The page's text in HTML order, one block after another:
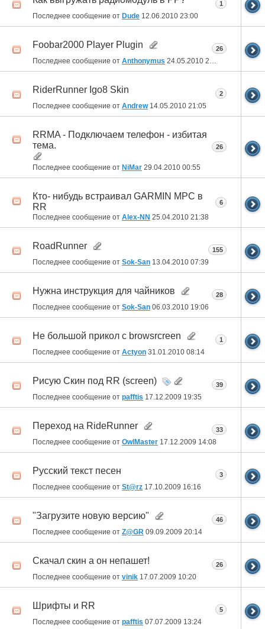
Последнее сообщение от Dude 12.06.2010 23:00
1
Foobar2000 Player Plugin
Последнее сообщение от Anthonymus 24.05.2010 21:58
26
RiderRunner Igo8 Skin
Последнее сообщение от Andrew14.05.2010 21:05
2
RRMA - Подключаем телефон - избитая
тема.
Последнее сообщение от NiMar 29.04.2010 00:55
26
Кто- нибудь встраивал GARMIN MPC в
RR
Последнее сообщение от Alex-NN 25.04.2010 21:38
6
RoadRunner
Последнее сообщение от Sok-San 13.04.2010 07:39
155
Нужна инструкция для чайников
Последнее сообщение от Sok-San 06.03.2010 19:06
28
Не большой прикол c browsrcreen
Последнее сообщение от Actyon 31.01.2010 08:14
1
Рисую Скин под RR (screen)
Последнее сообщение от pafftis 17.12.2009 19:35
39
Переход на RideRunner
Последнее сообщение от OwlMaster 17.12.2009 14:08
33
Русский текст песен
Последнее сообщение от St@rz 17.10.2009 16:16
3
"Загрузите новую версию"
Последнее сообщение от Z@GR 09.09.2009 20:14
46
Скачал скин а он непашет!
Последнее сообщение от vinik 17.07.2009 10:20
26
Шрифты и RR
Последнее сообщение от pafftis 07.07.2009 13:24
5